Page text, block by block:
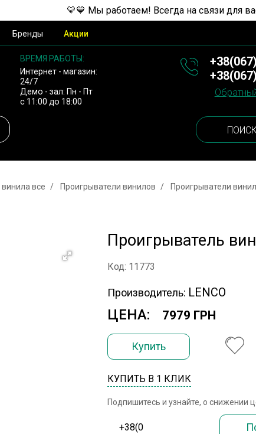
💛💙 Мы работаем! Всегда на связи для
Бренды Акции
ВРЕМЯ РАБОТЫ:
Интернет - магазин:
24/7
Демо - зал: Пн - Пт
с 11:00 до 18:00
все Проигрыватели винилов Проигрыватели
Проигрыватель
Код: 11773
Производитель: LENCO
ЦЕНА: 7979 ГРН
Купить
КУПИТЬ В 1 КЛИК
Подпишитесь и узнайте, о снижении